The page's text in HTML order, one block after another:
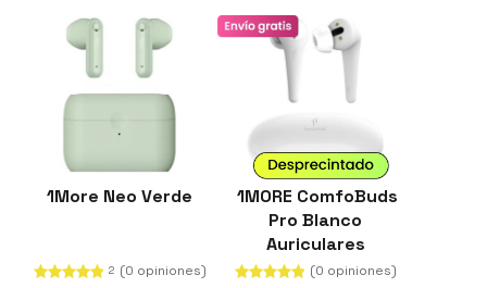
1More Neo Verde
2 (0 opiniones)
1MORE ComfoBuds
Pro Blanco
Auriculares
Bluetooth
(0 opiniones)